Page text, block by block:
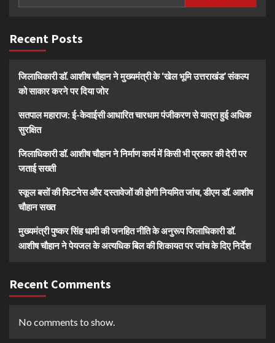
Recent Posts
जिलाधिकारी डॉ. आशीष चौहान ने मुख्यमंत्री के ‘खेल भूमि उत्तराखंड’ संकल्प
को साकार करने पर दिया जोर
सतपाल महाराज: ई-केवाईसी आधारित चारधाम पंजीकरण से यात्रा हुई अधिक
सुरक्षित
जिलाधिकारी डॉ. आशीष चौहान ने निर्माण कार्य में किसी भी प्रकार की देरी पर
जताई सख्ती
स्कूल बसों की फिटनेस और दस्तावेजों की होगी नियमित जांच, डीएम डॉ. आशीष
चौहान सख्त
मुख्यमंत्री पुष्कर सिंह धामी की जनहित नीति के अनुरूप जिलाधिकारी डॉ.
आशीष चौहान ने पेयजल के अत्यधिक बिल की शिकायत पर जांच के दिए निर्देश
Recent Comments
No comments to show.